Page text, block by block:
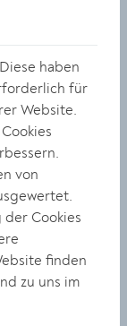
KG
haben
für
Website.
von
der Cookies
finden
zu uns im